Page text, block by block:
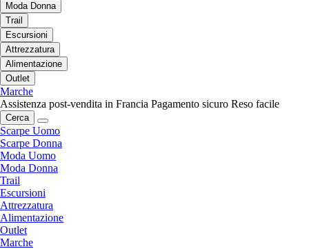
Moda Donna
Trail
Escursioni
Attrezzatura
Alimentazione
Outlet
Marche
Assistenza post-vendita in Francia Pagamento sicuro Reso facile
Cerca
Scarpe Uomo
Scarpe Donna
Moda Uomo
Moda Donna
Trail
Escursioni
Attrezzatura
Alimentazione
Outlet
Marche